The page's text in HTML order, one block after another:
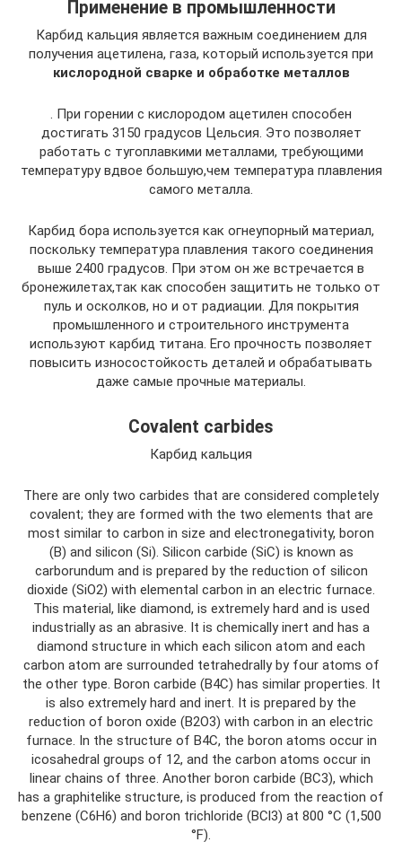
Применение в промышленности
Карбид кальция является важным соединением для
получения ацетилена, газа, который используется при
кислородной сварке и обработке металлов
. При горении с кислородом ацетилен способен
достигать 3150 градусов Цельсия. Это позволяет
работать с тугоплавкими металлами, требующими
температуру вдвое большую,чем температура плавления
самого металла.
Карбид бора используется как огнеупорный материал,
поскольку температура плавления такого соединения
выше 2400 градусов. При этом он же встречается в
бронежилетах,так как способен защитить не только от
пуль и осколков, но и от радиации. Для покрытия
промышленного и строительного инструмента
используют карбид титана. Его прочность позволяет
повысить износостойкость деталей и обрабатывать
даже самые прочные материалы.
Covalent carbides
Карбид кальция
There are only two carbides that are considered completely
covalent; they are formed with the two elements that are
most similar to carbon in size and electronegativity, boron
(B) and silicon (Si). Silicon carbide (SiC) is known as
carborundum and is prepared by the reduction of silicon
dioxide (SiO2) with elemental carbon in an electric furnace.
This material, like diamond, is extremely hard and is used
industrially as an abrasive. It is chemically inert and has a
diamond structure in which each silicon atom and each
carbon atom are surrounded tetrahedrally by four atoms of
the other type. Boron carbide (B4C) has similar properties. It
is also extremely hard and inert. It is prepared by the
reduction of boron oxide (B2O3) with carbon in an electric
furnace. In the structure of B4C, the boron atoms occur in
icosahedral groups of 12, and the carbon atoms occur in
linear chains of three. Another boron carbide (BC3), which
has a graphitelike structure, is produced from the reaction of
benzene (C6H6) and boron trichloride (BCl3) at 800 °C (1,500
°F).